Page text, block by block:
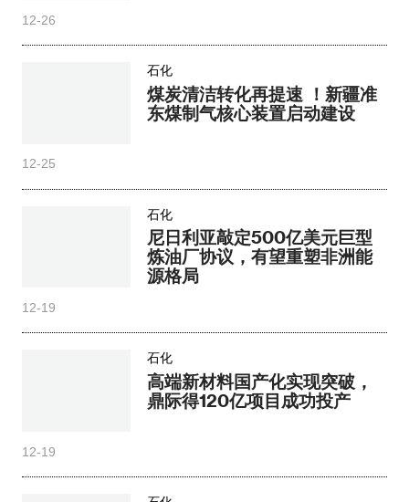
12-26
石化
煤炭清洁转化再提速 ！新疆准
东煤制气核心装置启动建设
12-25
石化
尼日利亚敲定500亿美元巨型
炼油厂协议，有望重塑非洲能
源格局
12-19
石化
高端新材料国产化实现突破，
鼎际得120亿项目成功投产
12-19